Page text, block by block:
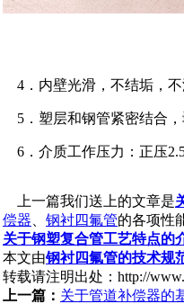
4．内壁光滑，不结垢，
5．塑层和钢管紧密结合
6．介质工作压力：正压
上一篇我们送上的文章是
偿器
钢衬四氟管的各项性
关于钢塑复合管工艺特点的
本文由钢衬四氟管的技术规
转载请注明出处：http://
上一篇： 关于管道补偿器的